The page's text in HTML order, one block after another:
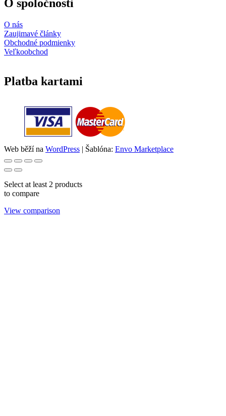
O spoločnosti
O nás
Zaujimavé články
Obchodné podmienky
Veľkoobchod
Platba kartami
Web běží na WordPress | Šablóna: Envo Marketplace
Select at least 2 products
to compare
View comparison